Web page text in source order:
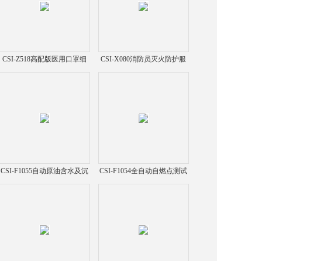
CSI-Z518高配版医用口罩细
CSI-X080消防员灭火防护服
CSI-F1055自动原油含水及沉
CSI-F1054全自动自燃点测试